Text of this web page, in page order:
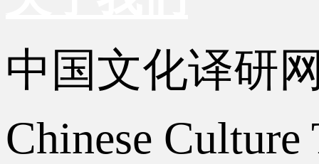
中国文化译研
Chinese